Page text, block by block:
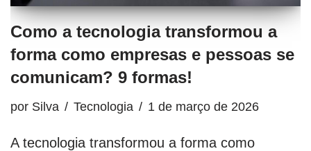
Como a tecnologia transformou a
forma como empresas e pessoas se
comunicam? 9 formas!
por Silva Tecnologia 1 de março de 2026
A tecnologia transformou a forma como